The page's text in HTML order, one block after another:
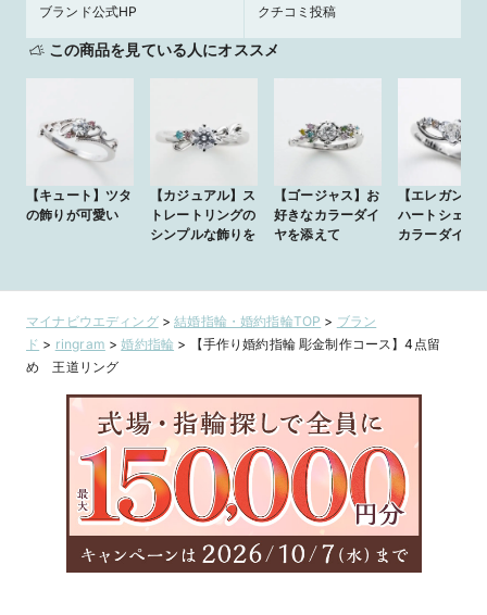
ブランド公式HP クチコミ投稿
この商品を見ている人にオススメ
【キュート】ツタ
の飾りが可愛い
【カジュアル】ス
トレートリングの
シンプルな飾りを
【ゴージャス】お
好きなカラーダイ
ヤを添えて
【エレガント
ハートシェイ
カラーダイヤ
マイナビウエディング>結婚指輪・婚約指輪TOP > ブラン
ド > ringram >婚約指輪 >
【手作り婚約指輪 彫金制作コース】4点留
め 王道リング